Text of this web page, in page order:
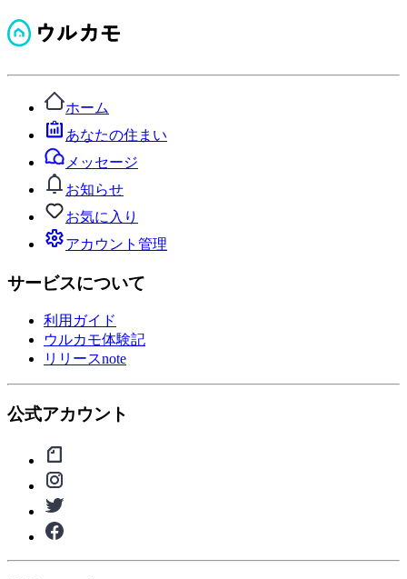
ホーム
あなたの住まい
メッセージ
お知らせ
お気に入り
アカウント管理
サービスについて
利用ガイド
ウルカモ体験記
リリースnote
公式アカウント